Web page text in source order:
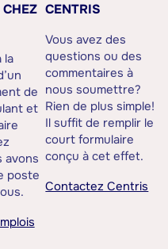
la
de
et
avons
poste
CENTRIS
Vous avez des
questions ou des
commentaires à
nous soumettre?
Rien de plus simple!
Il suffit de remplir le
court formulaire
conçu à cet effet.
Contactez Centris